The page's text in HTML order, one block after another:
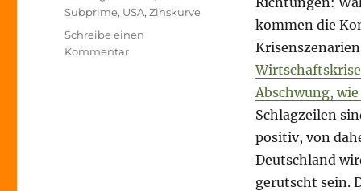
kommen die
Abschwung,
Schlagzeilen
positiv, von
Deutschland
gerutscht sein.
Subprime, USA,Zinskurve
Schreibe einen
Kommentarzu